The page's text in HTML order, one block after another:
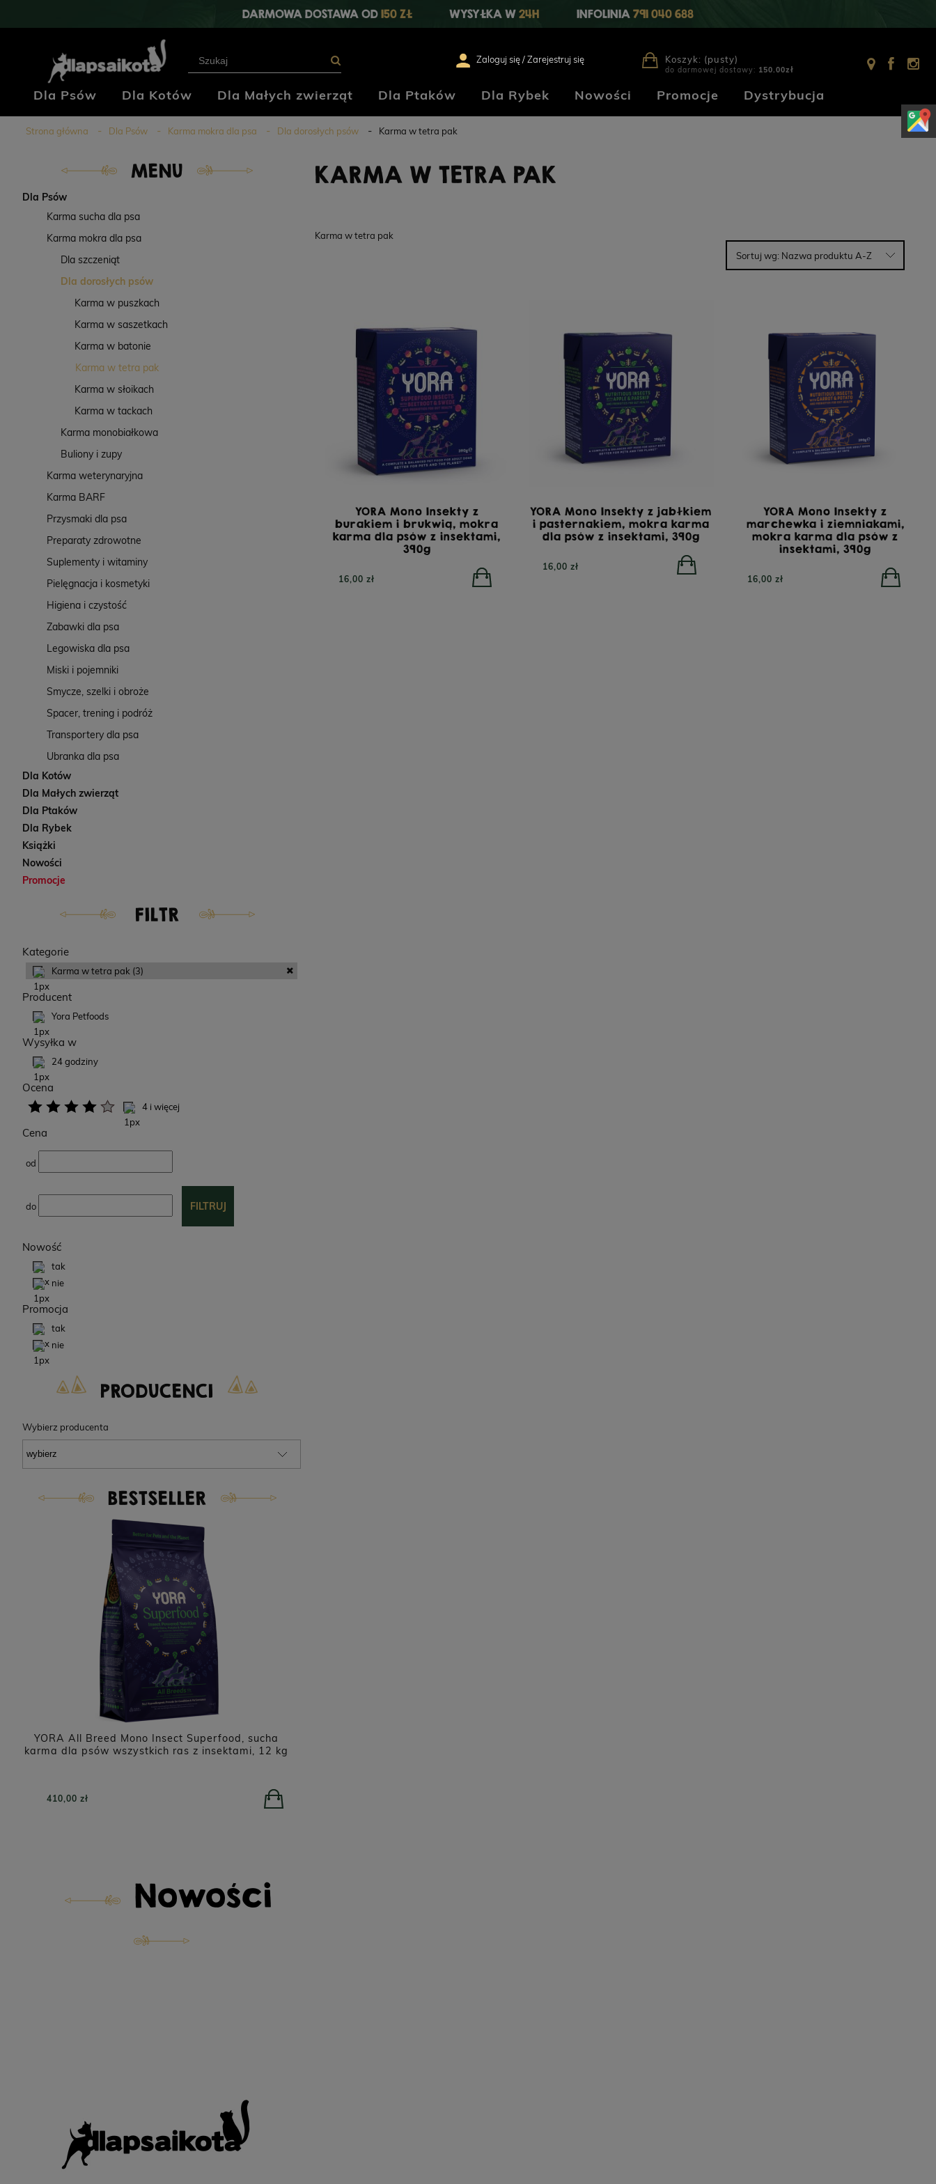
DARMOWA DOSTAWA OD 150 ZŁ WYSYŁKA W 24H INFOLINIA 791 040 688
Zaloguj się / Zarejestruj się Koszyk: (pusty)
do darmowej dostawy: 150.00zł
Dla Psów Dla Kotów Dla Małych zwierząt Dla Ptaków Dla Rybek Nowości Promocje
Dystrybucja
Klub Hodowców
Blog Kontakt
Strona główna Dla Psów Karma mokra dla psa Dla dorosłych psów Karma w tetra pak
MENU
Dla Psów
Karma sucha dla psa
Karma mokra dla psa
Dla szczeniąt
Dla dorosłych psów
Karma w puszkach
Karma w saszetkach
Karma w batonie
Karma w tetra pak
Karma w słoikach
Karma w tackach
Karma monobiałkowa
Buliony i zupy
Karma weterynaryjna
Karma BARF
Przysmaki dla psa
Preparaty zdrowotne
Suplementy i witaminy
Pielęgnacja i kosmetyki
Higiena i czystość
Zabawki dla psa
Legowiska dla psa
Miski i pojemniki
Smycze, szelki i obroże
Spacer, trening i podróż
Transportery dla psa
Ubranka dla psa
Dla Kotów
Dla Małych zwierząt
Dla Ptaków
Dla Rybek
Książki
Nowości
Promocje
FILTR
Kategorie
Karma w tetra pak (3)
Producent
Yora Petfoods
Wysyłka w
24 godziny
Ocena
4 i więcej
Cena
od
do FILTRUJ
Nowość
tak
nie
Promocja
tak
nie
PRODUCENCI
Wybierz producenta
BESTSELLER
YORA All Breed Mono Insect Superfood, sucha
karma dla psów wszystkich ras z insektami, 12 kg
410,00 zł
Nowości
KARMA W TETRA PAK
Karma w tetra pak
Sortuj wg: Nazwa produktu A-Z
YORA Mono Insekty z
burakiem i brukwią, mokra
karma dla psów z insektami,
390g
16,00 zł
YORA Mono Insekty z jabłkiem
i pasternakiem, mokra karma
dla psów z insektami, 390g
16,00 zł
YORA Mono Insekty z
marchewka i ziemniakami,
mokra karma dla psów z
insektami, 390g
16,00 zł